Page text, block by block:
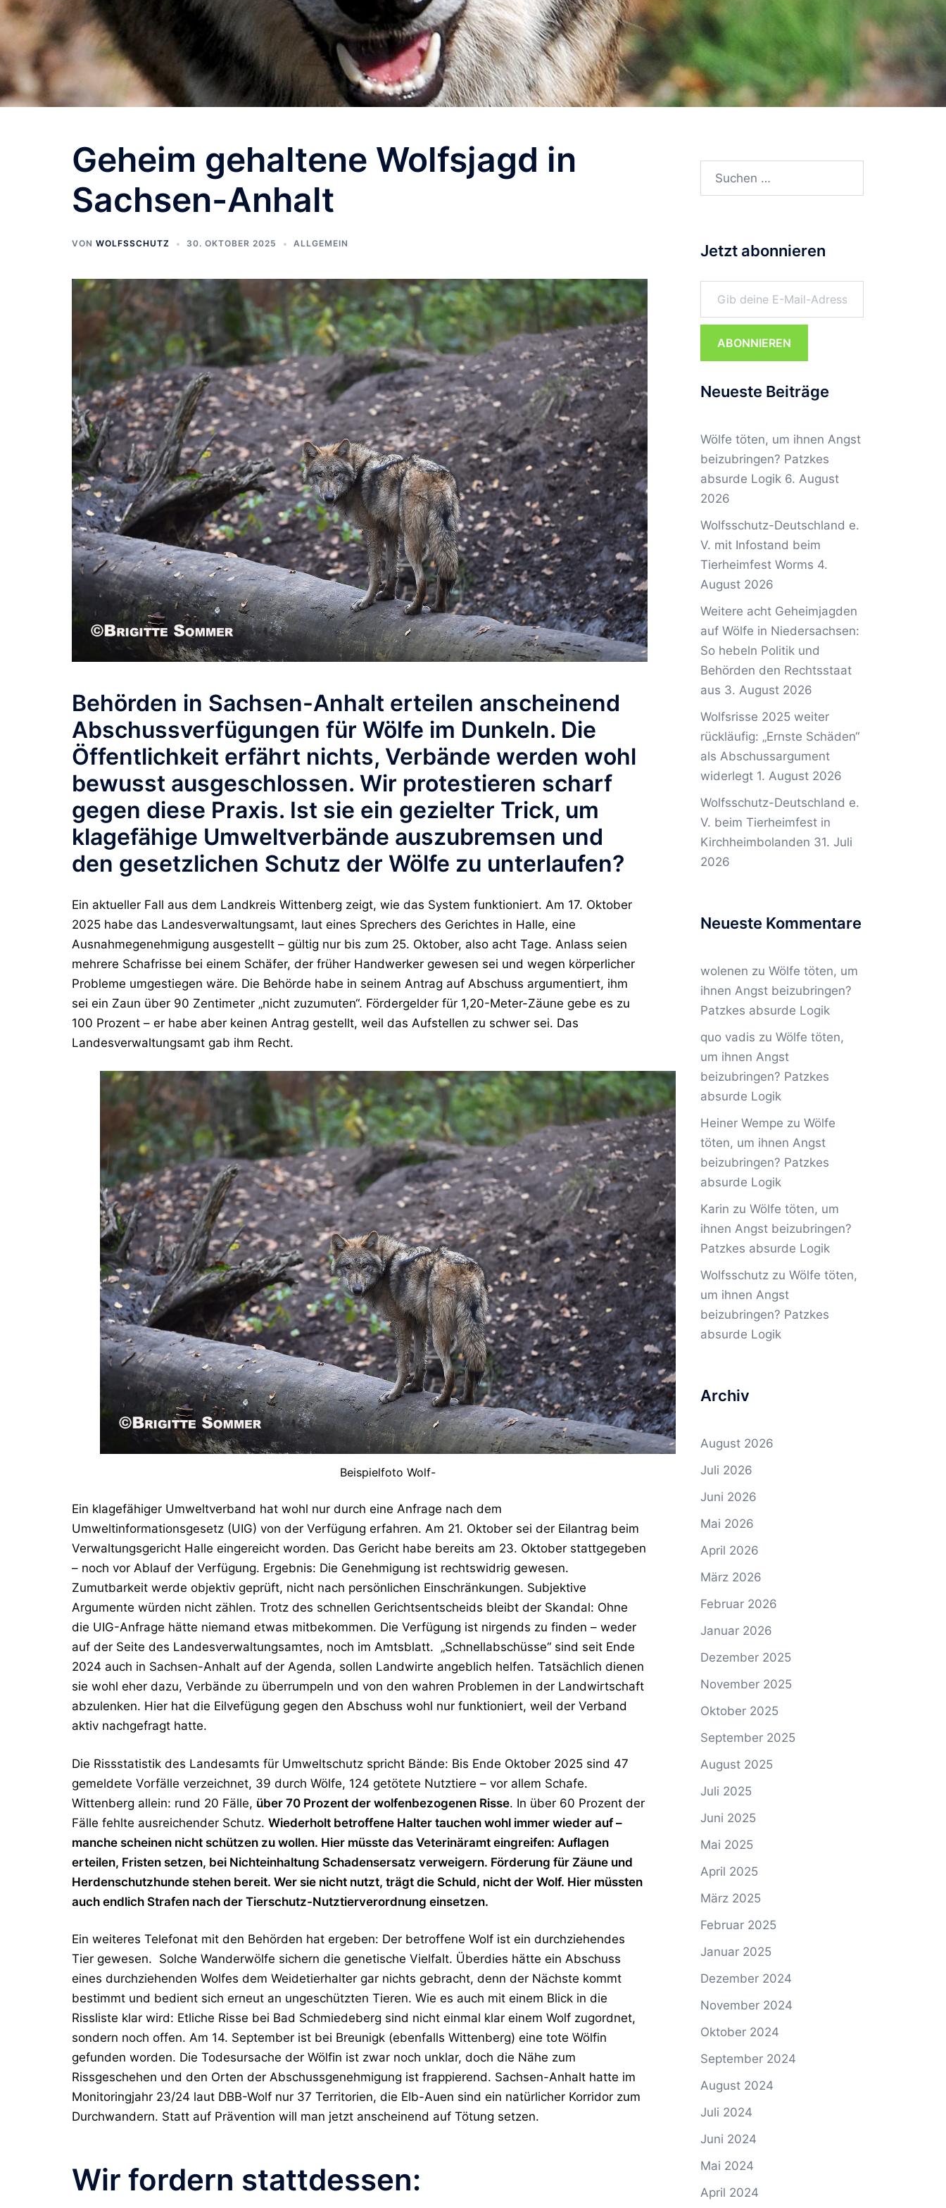
Geheim gehaltene Wolfsjagd in
Sachsen-Anhalt
VON WOLFSSCHUTZ 30. OKTOBER 2025 ALLGEMEIN
Behörden in Sachsen-Anhalt erteilen anscheinend
Abschussverfügungen für Wölfe im Dunkeln. Die
Öffentlichkeit erfährt nichts, Verbände werden wohl
bewusst ausgeschlossen. Wir protestieren scharf
gegen diese Praxis. Ist sie ein gezielter Trick, um
klagefähige Umweltverbände auszubremsen und
den gesetzlichen Schutz der Wölfe zu unterlaufen?
Ein aktueller Fall aus dem Landkreis Wittenberg zeigt, wie das System funktioniert. Am 17. Oktober
2025 habe das Landesverwaltungsamt, laut eines Sprechers des Gerichtes in Halle, eine
Ausnahmegenehmigung ausgestellt – gültig nur bis zum 25. Oktober, also acht Tage. Anlass seien
mehrere Schafrisse bei einem Schäfer, der früher Handwerker gewesen sei und wegen körperlicher
Probleme umgestiegen wäre. Die Behörde habe in seinem Antrag auf Abschuss argumentiert, ihm
sei ein Zaun über 90 Zentimeter „nicht zuzumuten“. Fördergelder für 1,20-Meter-Zäune gebe es zu
100 Prozent – er habe aber keinen Antrag gestellt, weil das Aufstellen zu schwer sei. Das
Landesverwaltungsamt gab ihm Recht.
Beispielfoto Wolf-
Ein klagefähiger Umweltverband hat wohl nur durch eine Anfrage nach dem
Umweltinformationsgesetz (UIG) von der Verfügung erfahren. Am 21. Oktober sei der Eilantrag beim
Verwaltungsgericht Halle eingereicht worden. Das Gericht habe bereits am 23. Oktober stattgegeben
– noch vor Ablauf der Verfügung. Ergebnis: Die Genehmigung ist rechtswidrig gewesen.
Zumutbarkeit werde objektiv geprüft, nicht nach persönlichen Einschränkungen. Subjektive
Argumente würden nicht zählen. Trotz des schnellen Gerichtsentscheids bleibt der Skandal: Ohne
die UIG-Anfrage hätte niemand etwas mitbekommen. Die Verfügung ist nirgends zu finden – weder
auf der Seite des Landesverwaltungsamtes, noch im Amtsblatt. „Schnellabschüsse“ sind seit Ende
2024 auch in Sachsen-Anhalt auf der Agenda, sollen Landwirte angeblich helfen. Tatsächlich dienen
sie wohl eher dazu, Verbände zu überrumpeln und von den wahren Problemen in der Landwirtschaft
abzulenken. Hier hat die Eilvefügung gegen den Abschuss wohl nur funktioniert, weil der Verband
aktiv nachgefragt hatte.
Die Rissstatistik des Landesamts für Umweltschutz spricht Bände: Bis Ende Oktober 2025 sind 47
gemeldete Vorfälle verzeichnet, 39 durch Wölfe, 124 getötete Nutztiere – vor allem Schafe.
Wittenberg allein: rund 20 Fälle, über 70 Prozent der wolfenbezogenen Risse. In über 60 Prozent der
Fälle fehlte ausreichender Schutz. Wiederholt betroffene Halter tauchen wohl immer wieder auf –
manche scheinen nicht schützen zu wollen. Hier müsste das Veterinäramt eingreifen: Auflagen
erteilen, Fristen setzen, bei Nichteinhaltung Schadensersatz verweigern. Förderung für Zäune und
Herdenschutzhunde stehen bereit. Wer sie nicht nutzt, trägt die Schuld, nicht der Wolf. Hier müssten
auch endlich Strafen nach der Tierschutz-Nutztierverordnung einsetzen.
Ein weiteres Telefonat mit den Behörden hat ergeben: Der betroffene Wolf ist ein durchziehendes
Tier gewesen. Solche Wanderwölfe sichern die genetische Vielfalt. Überdies hätte ein Abschuss
eines durchziehenden Wolfes dem Weidetierhalter gar nichts gebracht, denn der Nächste kommt
bestimmt und bedient sich erneut an ungeschützten Tieren. Wie es auch mit einem Blick in die
Rissliste klar wird: Etliche Risse bei Bad Schmiedeberg sind nicht einmal klar einem Wolf zugordnet,
sondern noch offen. Am 14. September ist bei Breunigk (ebenfalls Wittenberg) eine tote Wölfin
gefunden worden. Die Todesursache der Wölfin ist zwar noch unklar, doch die Nähe zum
Rissgeschehen und den Orten der Abschussgenehmigung ist frappierend. Sachsen-Anhalt hatte im
Monitoringjahr 23/24 laut DBB-Wolf nur 37 Territorien, die Elb-Auen sind ein natürlicher Korridor zum
Durchwandern. Statt auf Prävention will man jetzt anscheinend auf Tötung setzen.
Wir fordern stattdessen:
Suchen
Jetzt abonnieren
Gib deine E-Mail-Adresse ein ...
ABONNIEREN
Neueste Beiträge
Wölfe töten, um ihnen Angst
beizubringen? Patzkes
absurde Logik 6. August
2026
Wolfsschutz-Deutschland e.
V. mit Infostand beim
Tierheimfest Worms 4.
August 2026
Weitere acht Geheimjagden
auf Wölfe in Niedersachsen:
So hebeln Politik und
Behörden den Rechtsstaat
aus 3. August 2026
Wolfsrisse 2025 weiter
rückläufig: „Ernste Schäden“
als Abschussargument
widerlegt 1. August 2026
Wolfsschutz-Deutschland e.
V. beim Tierheimfest in
Kirchheimbolanden 31. Juli
2026
Neueste Kommentare
wolenen zu Wölfe töten, um
ihnen Angst beizubringen?
Patzkes absurde Logik
quo vadis zu Wölfe töten,
um ihnen Angst
beizubringen? Patzkes
absurde Logik
Heiner Wempe zu Wölfe
töten, um ihnen Angst
beizubringen? Patzkes
absurde Logik
Karin zu Wölfe töten, um
ihnen Angst beizubringen?
Patzkes absurde Logik
Wolfsschutzzu Wölfe töten,
um ihnen Angst
beizubringen? Patzkes
absurde Logik
Archiv
August 2026
Juli 2026
Juni 2026
Mai 2026
April 2026
März 2026
Februar 2026
Januar 2026
Dezember 2025
November 2025
Oktober 2025
September 2025
August 2025
Juli 2025
Juni 2025
Mai 2025
April 2025
März 2025
Februar 2025
Januar 2025
Dezember 2024
November 2024
Oktober 2024
September 2024
August 2024
Juli 2024
Juni 2024
Mai 2024
April 2024